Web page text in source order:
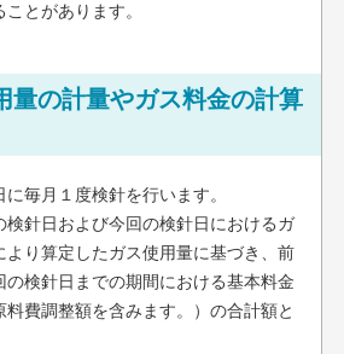
とがあります。
量の計量やガス料金の計算
に毎月１度検針を行います。
検針日および今回の検針日におけるガ
より算定したガス使用量に基づき、前
の検針日までの期間における基本料金
料費調整額を含みます。）の合計額と